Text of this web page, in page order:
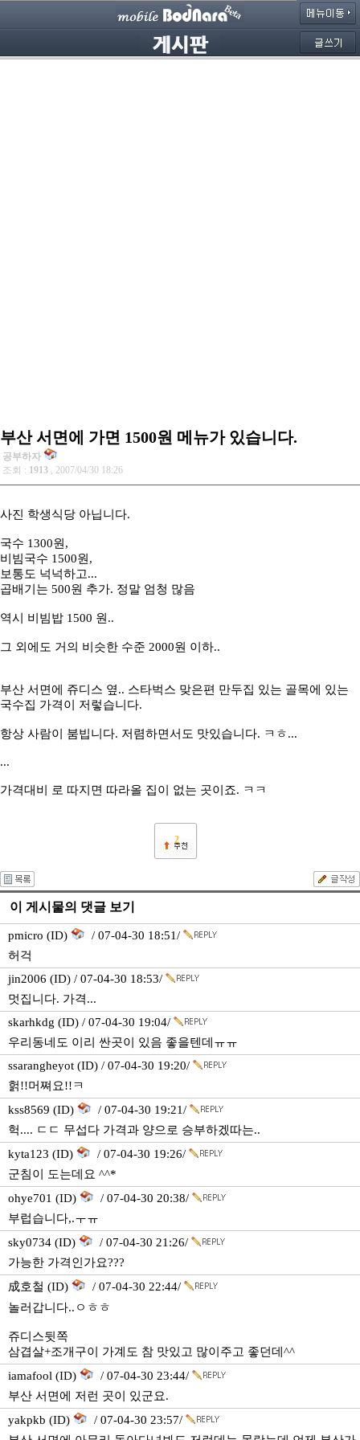
부산 서면에 가면 1500원 메뉴가 있습니다.
공부하자
조회 : 1913 , 2007/04/30 18:26
사진 학생식당 아닙니다.
국수 1300원,
비빔국수 1500원,
보통도 넉넉하고...
곱배기는 500원 추가. 정말 엄청 많음
역시 비빔밥 1500 원..
그 외에도 거의 비슷한 수준 2000원 이하..
부산 서면에 쥬디스 옆.. 스타벅스 맞은편 만두집 있는 골목에 있는
국수집 가격이 저렇습니다.
항상 사람이 붐빕니다. 저렴하면서도 맛있습니다. ㅋㅎ...
...
가격대비 로 따지면 따라올 집이 없는 곳이죠. ㅋㅋ
2
이 게시물의 댓글 보기
pmicro (ID)
/ 07-04-30 18:51/
허걱
jin2006 (ID) / 07-04-30 18:53/
멋집니다. 가격...
skarhkdg (ID) / 07-04-30 19:04/
우리동네도 이리 싼곳이 있음 좋을텐데ㅠㅠ
ssarangheyot (ID) / 07-04-30 19:20/
헑!!머쪄요!!ㅋ
kss8569 (ID)
/ 07-04-30 19:21/
헉.... ㄷㄷ 무섭다 가격과 양으로 승부하겠따는..
kyta123 (ID)
/ 07-04-30 19:26/
군침이 도는데요 ^^*
ohye701 (ID)
/ 07-04-30 20:38/
부럽습니다,.ㅜㅠ
sky0734 (ID)
/ 07-04-30 21:26/
가능한 가격인가요???
成호철 (ID)
/ 07-04-30 22:44/
놀러갑니다..ㅇㅎㅎ
쥬디스뒷쪽
삼겹살+조개구이 가계도 참 맛있고 많이주고 좋던데^^
iamafool (ID)
/ 07-04-30 23:44/
부산 서면에 저런 곳이 있군요.
yakpkb (ID)
/ 07-04-30 23:57/